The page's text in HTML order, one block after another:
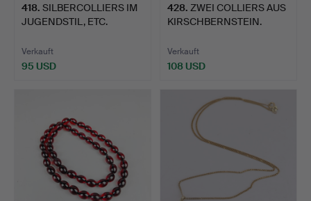
418. SILBERCOLLIERS IM
JUGENDSTIL, ETC.
Verkauft
95 USD
428. ZWEI COLLIERS AUS
KIRSCHBERNSTEIN.
Verkauft
108 USD